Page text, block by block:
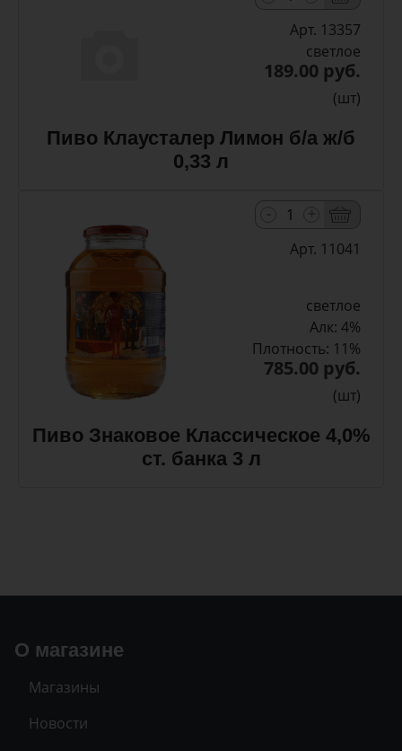
Арт. 13357
светлое
189.00 руб.
(шт)
Пиво Клаусталер Лимон б/а ж/б
0,33 л
Арт. 11041
светлое
Алк: 4%
Плотность: 11%
785.00 руб.
(шт)
Пиво Знаковое Классическое 4,0%
ст. банка 3 л
О магазине
Магазины
Новости